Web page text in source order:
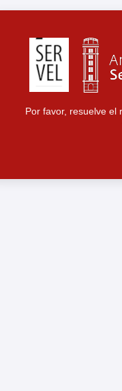
Por favor, resuelve el